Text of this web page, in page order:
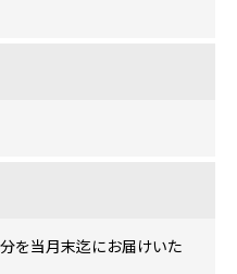
を当月末迄にお届けいた